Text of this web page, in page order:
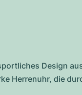
Design
Herrenuhr, die